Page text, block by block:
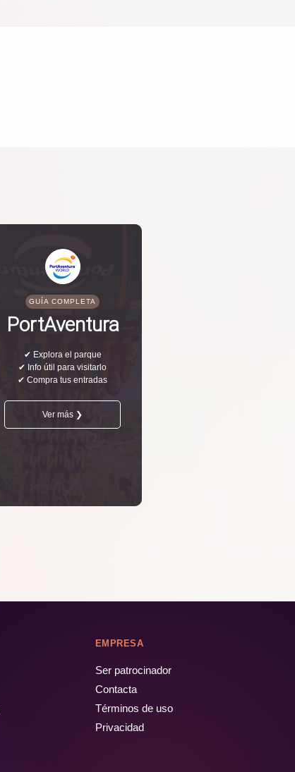
GUÍA COMPLETA
PortAventura
✔ Explora el parque
✔ Info útil para visitarlo
✔ Compra tus entradas
Ver más ❯
EMPRESA
Ser patrocinador
Contacta
Términos de uso
Privacidad